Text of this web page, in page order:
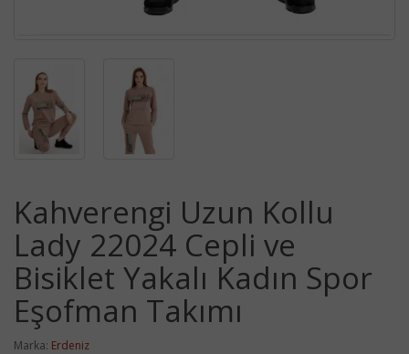
Kahverengi Uzun Kollu
Lady 22024 Cepli ve
Bisiklet Yakalı Kadın Spor
Eşofman Takımı
Marka: Erdeniz